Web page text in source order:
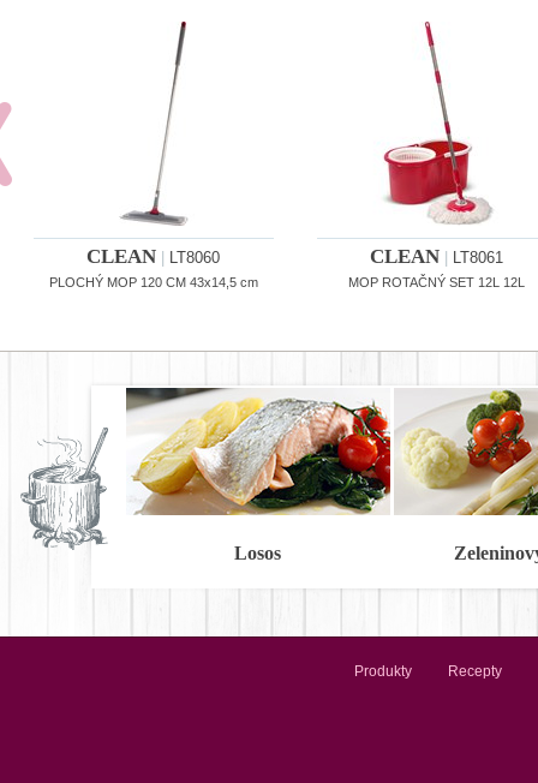
CLEAN LT8060
PLOCHÝ MOP 120 CM 43x14,5 cm
CLEAN LT8061
MOP ROTAČNÝ SET 12L 12L
Losos
Produkty Recepty